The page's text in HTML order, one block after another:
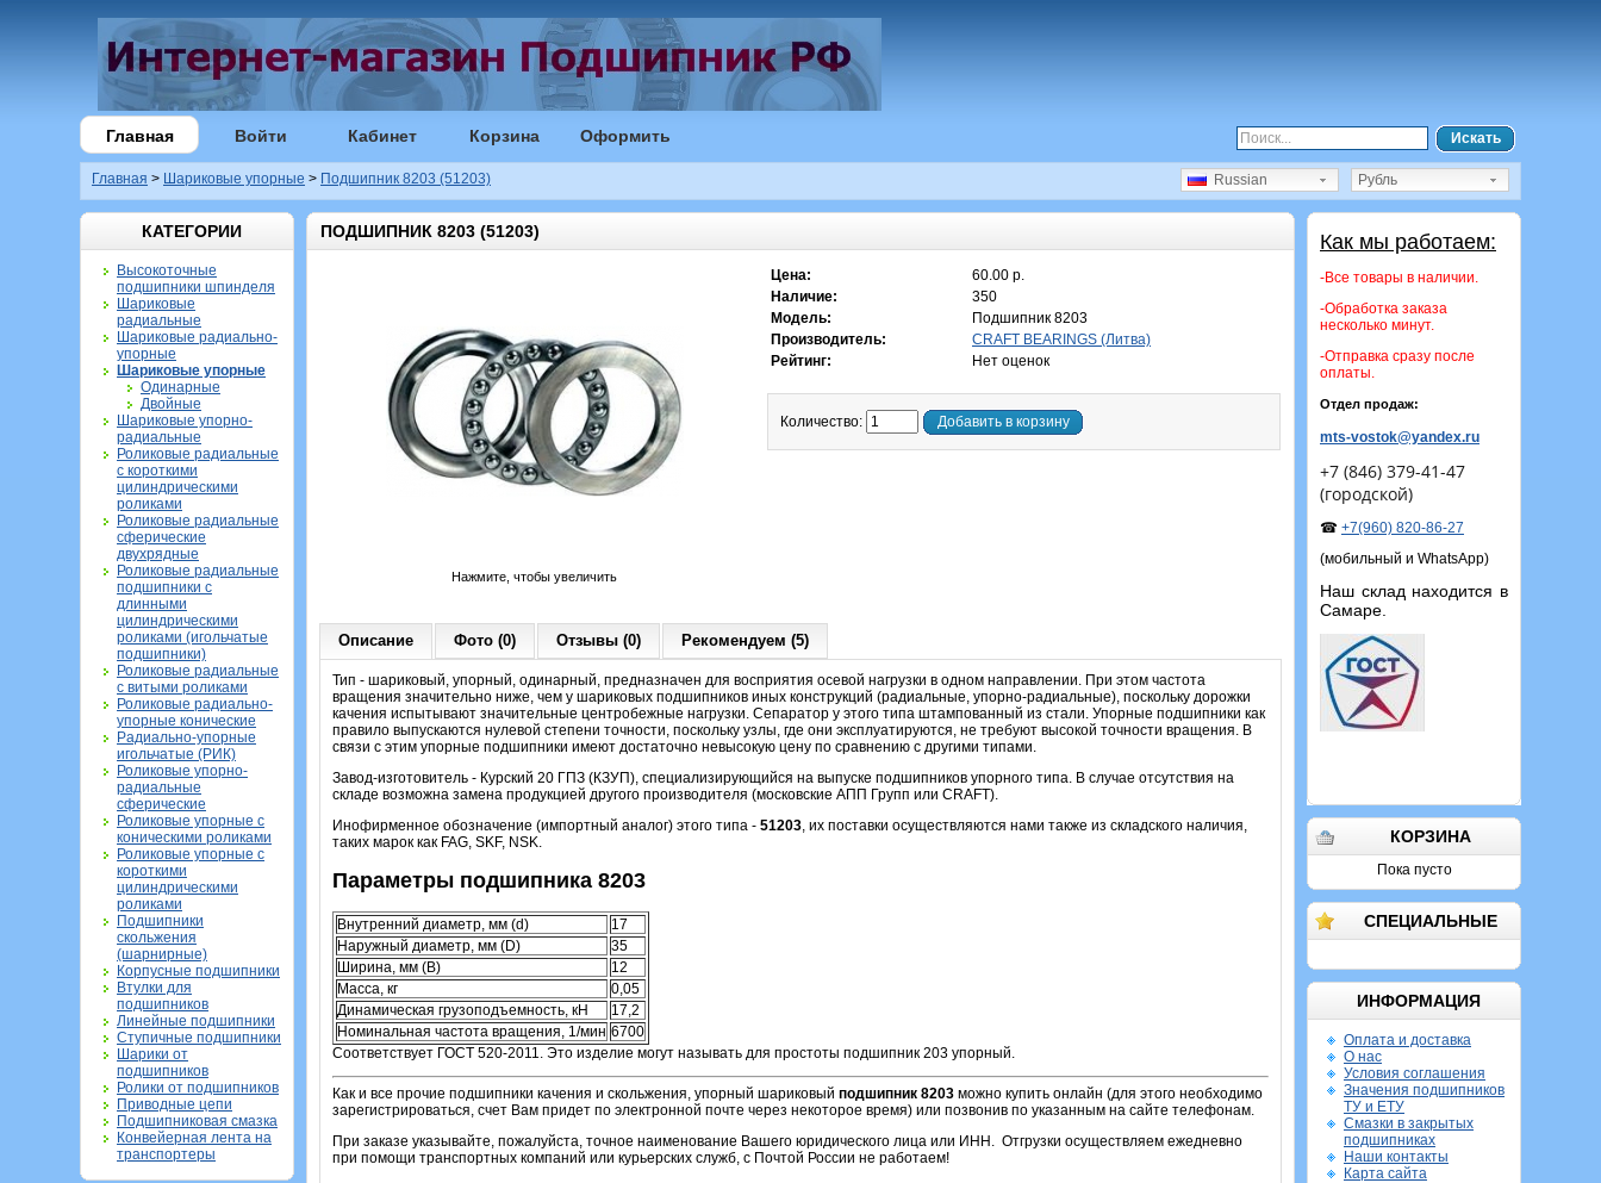
Главная Войти Кабинет Корзина Оформить Искать
Главная > Шариковые упорные > Подшипник 8203 (51203) Рубль
Russian
КАТЕГОРИИ
Высокоточные
подшипники шпинделя
Шариковые
радиальные
Шариковые радиально-
упорные
Шариковые упорные
Одинарные
Двойные
Шариковые упорно-
радиальные
Роликовые радиальные
с короткими
цилиндрическими
роликами
Роликовые радиальные
сферические
двухрядные
Роликовые радиальные
подшипники с
длинными
цилиндрическими
роликами (игольчатые
подшипники)
Роликовые радиальные
с витыми роликами
Роликовые радиально-
упорные конические
Радиально-упорные
игольчатые (РИК)
Роликовые упорно-
радиальные
сферические
Роликовые упорные с
коническими роликами
Роликовые упорные с
короткими
цилиндрическими
роликами
Подшипники
скольжения
(шарнирные)
Корпусные подшипники
Втулки для
подшипников
Линейные подшипники
Ступичные подшипники
Шарики от
подшипников
Ролики от подшипников
Приводные цепи
Подшипниковая смазка
Конвейерная лента на
транспортеры
Как мы работаем:
-Все товары в наличии.
-Обработка заказа
несколько минут.
-Отправка сразу после
оплаты.
Отдел продаж:
mts-vostok@yandex.ru
+7 (846) 379-41-47
(городской)
☎ +7(960) 820-86-27
(мобильный и WhatsApp)
Наш склад находится в
Самаре.
КОРЗИНА
Пока пусто
СПЕЦИАЛЬНЫЕ
ИНФОРМАЦИЯ
Оплата и доставка
О нас
Условия соглашения
Значения подшипников
ТУ и ЕТУ
Смазки в закрытых
подшипниках
Наши контакты
Карта сайта
ПОДШИПНИК 8203 (51203)
Нажмите, чтобы увеличить
Цена:
60.00 р.
Наличие:
350
Модель:
Подшипник 8203
Производитель:
CRAFT BEARINGS (Литва)
Рейтинг:
Нет оценок
Количество: Добавить в корзину
Описание Фото (0) Отзывы (0) Рекомендуем (5)
Тип - шариковый, упорный, одинарный, предназначен для восприятия осевой нагрузки в одном направлении. При этом частота
вращения значительно ниже, чем у шариковых подшипников иных конструкций (радиальные, упорно-радиальные), поскольку дорожки
качения испытывают значительные центробежные нагрузки. Сепаратор у этого типа штампованный из стали. Упорные подшипники как
правило выпускаются нулевой степени точности, поскольку узлы, где они эксплуатируются, не требуют высокой точности вращения. В
связи с этим упорные подшипники имеют достаточно невысокую цену по сравнению с другими типами.
Завод-изготовитель - Курский 20 ГПЗ (КЗУП), специализирующийся на выпуске подшипников упорного типа. В случае отсутствия на
складе возможна замена продукцией другого производителя (московские АПП Групп или CRAFT).
Инофирменное обозначение (импортный аналог) этого типа - 51203, их поставки осуществляются нами также из складского наличия,
таких марок как FAG, SKF, NSK.
Параметры подшипника 8203
Внутренний диаметр, мм (d)
17
Наружный диаметр, мм (D)
35
Ширина, мм (B)
12
Масса, кг
0,05
Динамическая грузоподъемность, кН
17,2
Номинальная частота вращения, 1/мин 6700
Соответствует ГОСТ 520-2011. Это изделие могут называть для простоты подшипник 203 упорный.
Как и все прочие подшипники качения и скольжения, упорный шариковый подшипник 8203 можно купить онлайн (для этого необходимо
зарегистрироваться, счет Вам придет по электронной почте через некоторое время) или позвонив по указанным на сайте телефонам.
При заказе указывайте, пожалуйста, точное наименование Вашего юридического лица или ИНН. Отгрузки осуществляем ежедневно
при помощи транспортных компаний или курьерских служб, с Почтой России не работаем!